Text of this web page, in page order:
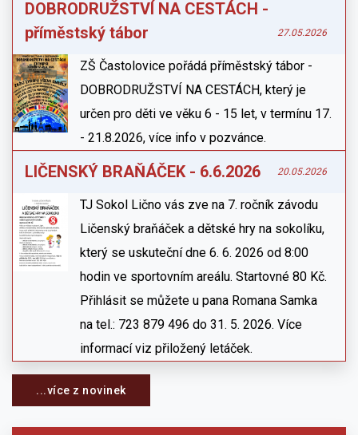
DOBRODRUŽSTVÍ NA CESTÁCH -
příměstský tábor
27.05.2026
ZŠ Častolovice pořádá příměstský tábor -
DOBRODRUŽSTVÍ NA CESTÁCH, který je
určen pro děti ve věku 6 - 15 let, v termínu 17.
- 21.8.2026, více info v pozvánce.
LIČENSKÝ BRAŇÁČEK - 6.6.2026 20.05.2026
TJ Sokol Lično vás zve na 7. ročník závodu
Ličenský braňáček a dětské hry na sokolíku,
který se uskuteční dne 6. 6. 2026 od 8:00
hodin ve sportovním areálu. Startovné 80 Kč.
Přihlásit se můžete u pana Romana Samka
na tel.: 723 879 496 do 31. 5. 2026. Více
informací viz přiložený letáček.
...více z novinek